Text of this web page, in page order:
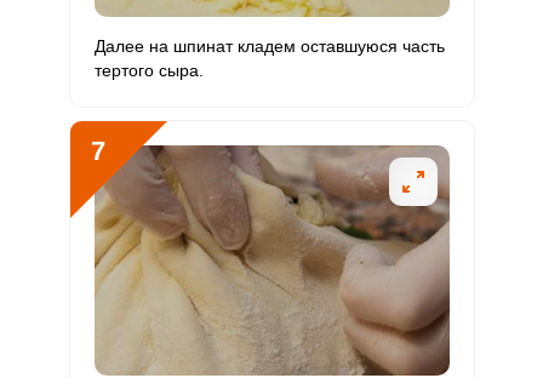
Далее на шпинат кладем оставшуюся часть
тертого сыра.
7